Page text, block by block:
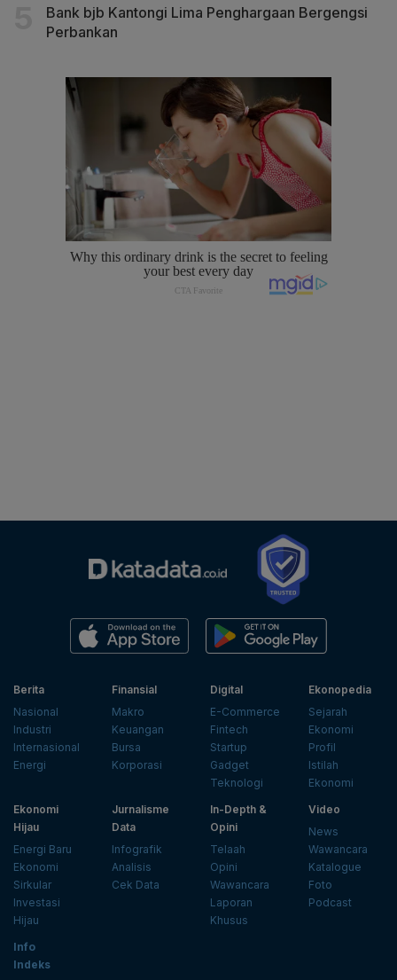
Bank bjb Kantongi Lima Penghargaan Bergengsi
Perbankan
Berita
Nasional
Industri
Internasional
Energi
Finansial
Makro
Keuangan
Bursa
Korporasi
Digital
E-Commerce
Fintech
Startup
Gadget
Teknologi
Ekonopedia
Sejarah
Ekonomi
Profil
Istilah
Ekonomi
Ekonomi
Hijau
Energi Baru
Ekonomi
Sirkular
Investasi
Hijau
Jurnalisme
Data
Infografik
Analisis
Cek Data
In-Depth &
Opini
Telaah
Opini
Wawancara
Laporan
Khusus
Video
News
Wawancara
Katalogue
Foto
Podcast
Info
Indeks